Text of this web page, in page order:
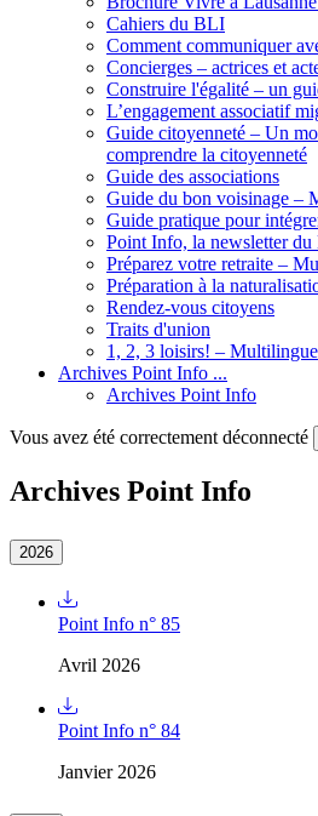
Cahiers du BLI
Comment communiquer
Concierges – actrices et
Construire l'égalité – un
L’engagement associatif
Guide citoyenneté – Un
comprendre la citoyenneté
Guide des associations
Guide du bon voisinage –
Guide pratique pour
Point Info, la newsletter
Préparez votre retraite –
Préparation à la
Rendez-vous citoyens
Traits d'union
1, 2, 3 loisirs! – Multilingue
Archives Point Info ...
Archives Point Info
Vous avez été correctement déconnecté
Archives Point Info
2026
Point Info n° 85
Avril 2026
Point Info n° 84
Janvier 2026